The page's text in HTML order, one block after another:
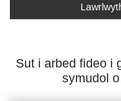
Sut i arbed fideo i
symudol o